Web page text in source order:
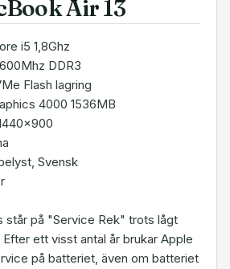
Air 13
i5 1,8Ghz
DDR3
Flash lagring
4000 1536MB
Svensk
står på "Service Rek" trots lågt
ett visst antal år brukar Apple
på batteriet, även om batteriet